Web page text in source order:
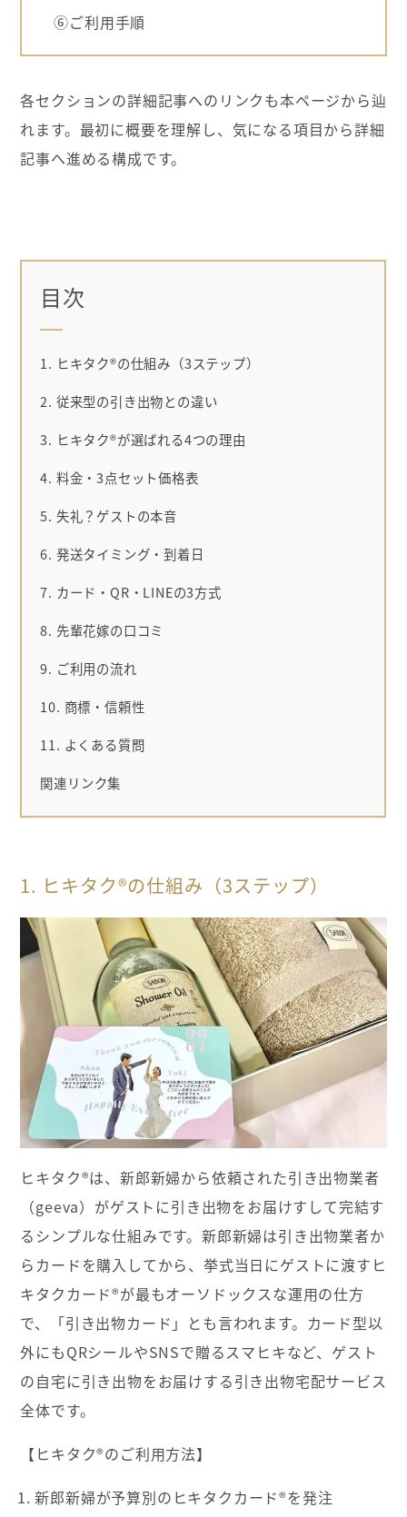
⑥ご利用手順
各セクションの詳細記事へのリンクも本ページから辿
れます。最初に概要を理解し、気になる項目から詳細
記事へ進める構成です。
目次
1. ヒキタク®の仕組み（3ステップ）
2. 従来型の引き出物との違い
3. ヒキタク®が選ばれる4つの理由
4. 料金・3点セット価格表
5. 失礼？ゲストの本音
6. 発送タイミング・到着日
7. カード・QR・LINEの3方式
8. 先輩花嫁の口コミ
9. ご利用の流れ
10. 商標・信頼性
11. よくある質問
関連リンク集
1. ヒキタク®の仕組み（3ステップ）
ヒキタク®は、新郎新婦から依頼された引き出物業者
（geeva）がゲストに引き出物をお届けすして完結す
るシンプルな仕組みです。新郎新婦は引き出物業者か
らカードを購入してから、挙式当日にゲストに渡すヒ
キタクカード®が最もオーソドックスな運用の仕方
で、「引き出物カード」とも言われます。カード型以
外にもQRシールやSNSで贈るスマヒキなど、ゲスト
の自宅に引き出物をお届けする引き出物宅配サービス
全体です。
【ヒキタク®のご利用方法】
新郎新婦が予算別のヒキタクカード®を発注